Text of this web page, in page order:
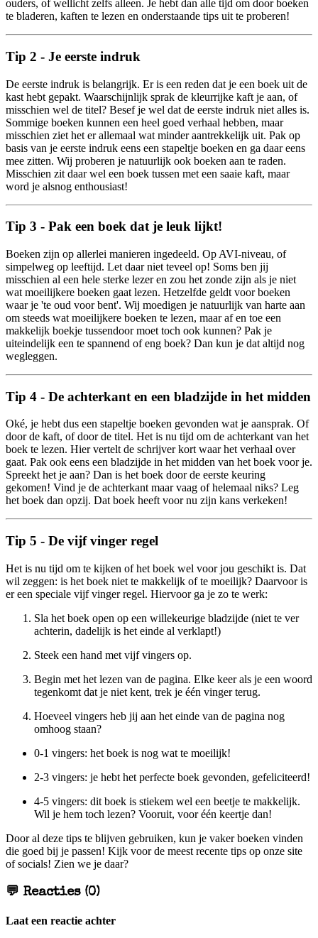
ouders, of wellicht zelfs alleen. Je hebt dan alle tijd om door boeken
te bladeren, kaften te lezen en onderstaande tips uit te proberen!
Tip 2 - Je eerste indruk
De eerste indruk is belangrijk. Er is een reden dat je een boek uit de
kast hebt gepakt. Waarschijnlijk sprak de kleurrijke kaft je aan, of
misschien wel de titel? Besef je wel dat de eerste indruk niet alles is.
Sommige boeken kunnen een heel goed verhaal hebben, maar
misschien ziet het er allemaal wat minder aantrekkelijk uit. Pak op
basis van je eerste indruk eens een stapeltje boeken en ga daar eens
mee zitten. Wij proberen je natuurlijk ook boeken aan te raden.
Misschien zit daar wel een boek tussen met een saaie kaft, maar
word je alsnog enthousiast!
Tip 3 - Pak een boek dat je leuk lijkt!
Boeken zijn op allerlei manieren ingedeeld. Op AVI-niveau, of
simpelweg op leeftijd. Let daar niet teveel op! Soms ben jij
misschien al een hele sterke lezer en zou het zonde zijn als je niet
wat moeilijkere boeken gaat lezen. Hetzelfde geldt voor boeken
waar je 'te oud voor bent'. Wij moedigen je natuurlijk van harte aan
om steeds wat moeilijkere boeken te lezen, maar af en toe een
makkelijk boekje tussendoor moet toch ook kunnen? Pak je
uiteindelijk een te spannend of eng boek? Dan kun je dat altijd nog
wegleggen.
Tip 4 - De achterkant en een bladzijde in het midden
Oké, je hebt dus een stapeltje boeken gevonden wat je aansprak. Of
door de kaft, of door de titel. Het is nu tijd om de achterkant van het
boek te lezen. Hier vertelt de schrijver kort waar het verhaal over
gaat. Pak ook eens een bladzijde in het midden van het boek voor je.
Spreekt het je aan? Dan is het boek door de eerste keuring
gekomen! Vind je de achterkant maar vaag of helemaal niks? Leg
het boek dan opzij. Dat boek heeft voor nu zijn kans verkeken!
Tip 5 - De vijf vinger regel
Het is nu tijd om te kijken of het boek wel voor jou geschikt is. Dat
wil zeggen: is het boek niet te makkelijk of te moeilijk? Daarvoor is
er een speciale vijf vinger regel. Hiervoor ga je zo te werk:
Sla het boek open op een willekeurige bladzijde (niet te ver
achterin, dadelijk is het einde al verklapt!)
Steek een hand met vijf vingers op.
Begin met het lezen van de pagina. Elke keer als je een woord
tegenkomt dat je niet kent, trek je één vinger terug.
Hoeveel vingers heb jij aan het einde van de pagina nog
omhoog staan?
0-1 vingers: het boek is nog wat te moeilijk!
2-3 vingers: je hebt het perfecte boek gevonden, gefeliciteerd!
4-5 vingers: dit boek is stiekem wel een beetje te makkelijk.
Wil je hem toch lezen? Vooruit, voor één keertje dan!
Door al deze tips te blijven gebruiken, kun je vaker boeken vinden
die goed bij je passen! Kijk voor de meest recente tips op onze site
of socials! Zien we je daar?
💬 Reacties (0)
Laat een reactie achter